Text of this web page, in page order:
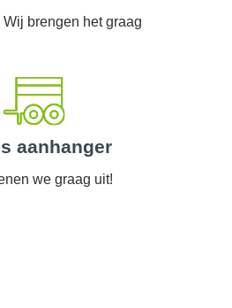
brengen het graag
aanhanger
we graag uit!